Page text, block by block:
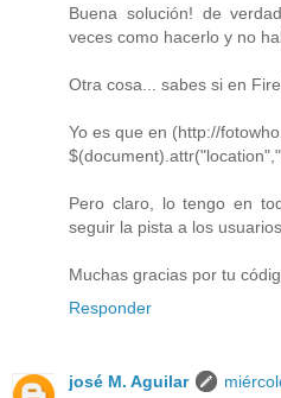
Buena solución! de
veces como hacerlo y no
Otra cosa... sabes si en
Yo es que en (http://
Pero claro, lo tengo en
seguir la pista a los usuarios.
Muchas gracias por tu
Responder
josé M. Aguilar